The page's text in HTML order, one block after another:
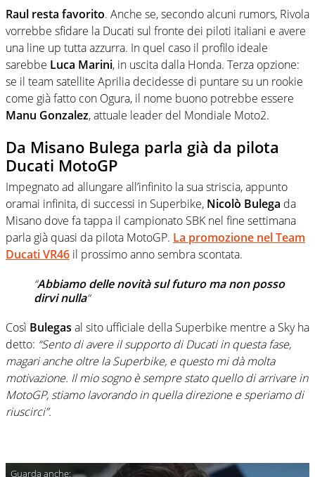
Raul resta favorito. Anche se, secondo alcuni rumors, Rivola
vorrebbe sfidare la Ducati sul fronte dei piloti italiani e avere
una line up tutta azzurra. In quel caso il profilo ideale
sarebbe Luca Marini, in uscita dalla Honda. Terza opzione:
se il team satellite Aprilia decidesse di puntare su un rookie
come già fatto con Ogura, il nome buono potrebbe essere
Manu Gonzalez, attuale leader del Mondiale Moto2.
Da Misano Bulega parla già da pilota
Ducati MotoGP
Impegnato ad allungare all’infinito la sua striscia, appunto
oramai infinita, di successi in Superbike, Nicolò Bulega da
Misano dove fa tappa il campionato SBK nel fine settimana
parla già quasi da pilota MotoGP. La promozione nel Team
Ducati VR46 il prossimo anno sembra scontata.
“Abbiamo delle novità sul futuro manon posso
dirvi nulla“
Così Bulegas al sito ufficiale della Superbike mentre a Sky ha
detto: “Sento di avere il supporto di Ducati in questa fase,
magari anche oltre la Superbike, e questo mi dà molta
motivazione. Il mio sogno è sempre stato quello di arrivare in
MotoGP, stiamo lavorando in quella direzione e speriamo di
riuscirci”.